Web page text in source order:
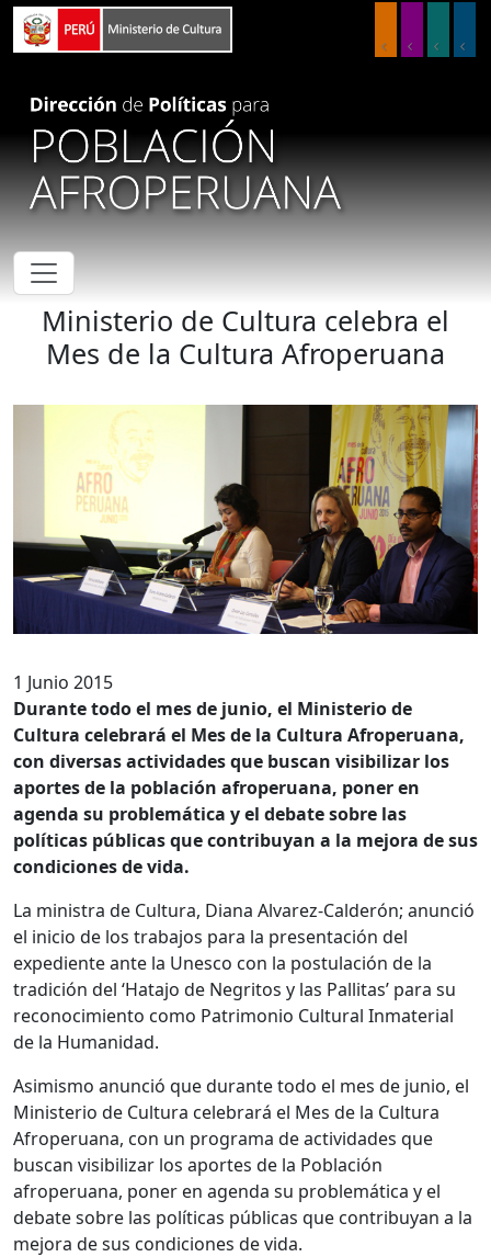
Pasar al contenido principal
Ministerio de Cultura celebra el
Mes de la Cultura Afroperuana
1 Junio 2015
Durante todo el mes de junio, el Ministerio de
Cultura celebrará el Mes de la Cultura Afroperuana,
con diversas actividades que buscan visibilizar los
aportes de la población afroperuana, poner en
agenda su problemática y el debate sobre las
políticas públicas que contribuyan a la mejora de sus
condiciones de vida.
La ministra de Cultura, Diana Alvarez-Calderón; anunció
el inicio de los trabajos para la presentación del
expediente ante la Unesco con la postulación de la
tradición del ‘Hatajo de Negritos y las Pallitas’ para su
reconocimiento como Patrimonio Cultural Inmaterial
de la Humanidad.
Asimismo anunció que durante todo el mes de junio, el
Ministerio de Cultura celebrará el Mes de la Cultura
Afroperuana, con un programa de actividades que
buscan visibilizar los aportes de la Población
afroperuana, poner en agenda su problemática y el
debate sobre las políticas públicas que contribuyan a la
mejora de sus condiciones de vida.